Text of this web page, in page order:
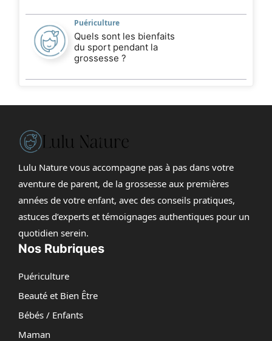
Puériculture
Quels sont les bienfaits
du sport pendant la
grossesse ?
Lulu Nature vous accompagne pas à pas dans votre
aventure de parent, de la grossesse aux premières
années de votre enfant, avec des conseils pratiques,
astuces d’experts et témoignages authentiques pour un
quotidien serein.
Nos Rubriques
Puériculture
Beauté et Bien Être
Bébés / Enfants
Maman